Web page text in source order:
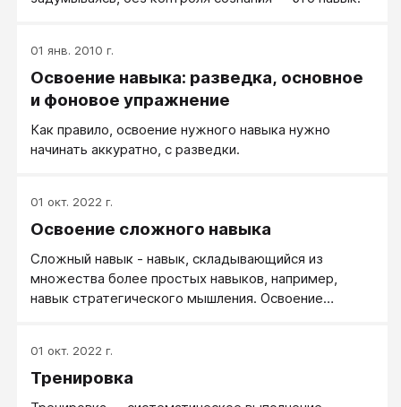
01 янв. 2010 г.
Освоение навыка: разведка, основное
и фоновое упражнение
Как правило, освоение нужного навыка нужно
начинать аккуратно, с разведки.
01 окт. 2022 г.
Освоение сложного навыка
Сложный навык - навык, складывающийся из
множества более простых навыков, например,
навык стратегического мышления. Освоение
(держать расслабление), освоенность упражнения
"Ошибочка", привычка раскладывать сложную
01 окт. 2022 г.
Тренировка